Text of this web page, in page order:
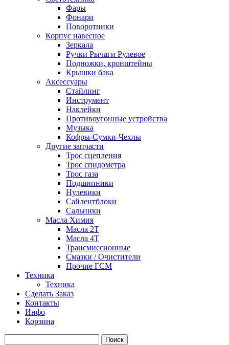
Фары
Фонари
Поворотники
Корпус навесное
Зеркала
Ручки Рычаги Рулевое
Подножки, кронштейны
Крышки бака
Аксессуары
Стайлинг
Инструмент
Наклейки
Противоугонные устройства
Музыка
Кофры-Сумки-Чехлы
Другие запчасти
Трос сцепления
Трос спидометра
Трос газа
Подшипники
Нулевики
Сайлентблоки
Сальники
Масла Химия
Масла 2Т
Масла 4Т
Трансмиссионные
Смазки / Очистители
Прочие ГСМ
Техника
Техника
Сделать Заказ
Контакты
Инфо
Корзина